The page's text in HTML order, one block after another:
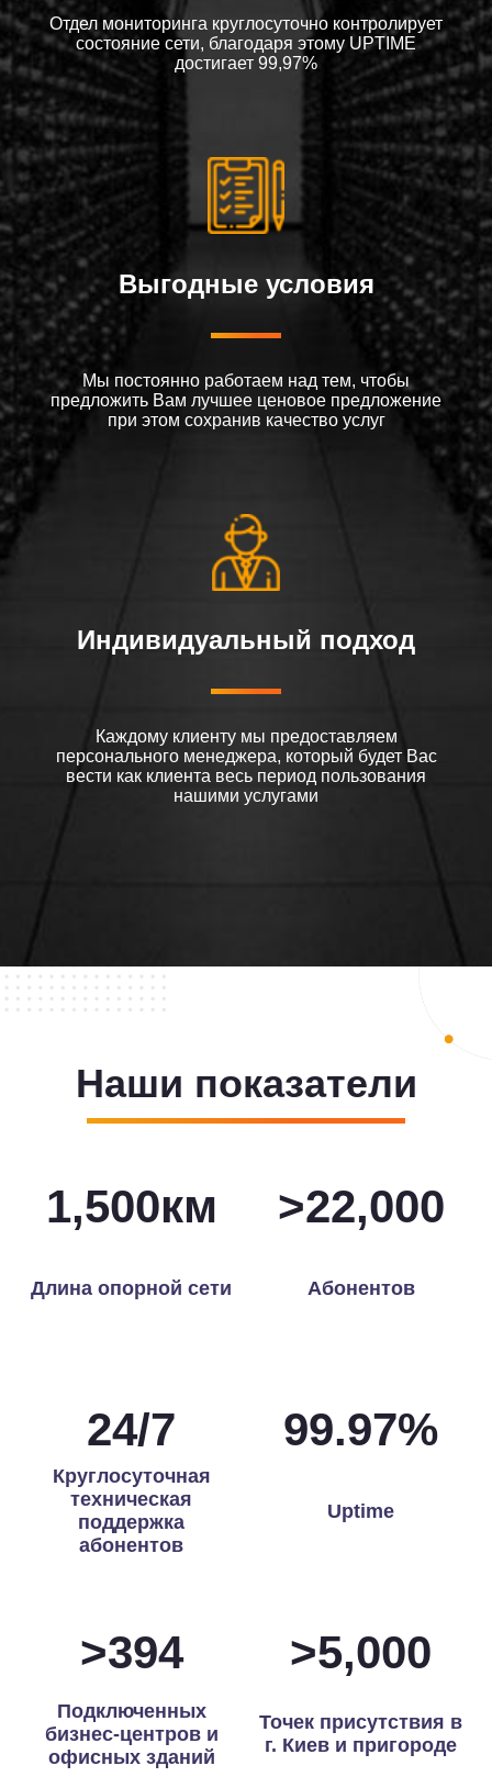
Отдел мониторинга круглосуточно контролирует
состояние сети, благодаря этому UPTIME
достигает 99,97%
Выгодные условия
Мы постоянно работаем над тем, чтобы
предложить Вам лучшее ценовое предложение
при этом сохранив качество услуг
Индивидуальный подход
Каждому клиенту мы предоставляем
персонального менеджера, который будет Вас
вести как клиента весь период пользования
нашими услугами
Наши показатели
1,500км
Длина опорной сети
>22,000
Абонентов
24/7
Круглосуточная
техническая
поддержка
абонентов
99.97%
Uptime
>398
Подключенных
бизнес-центров и
офисных зданий
>5,000
Точек присутствия в
г. Киев и пригороде